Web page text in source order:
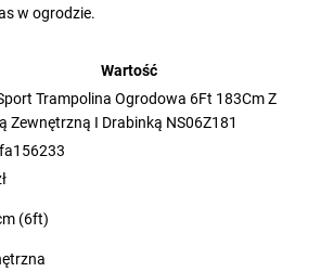
w ogrodzie.
Wartość
Trampolina Ogrodowa 6Ft 183Cm Z
Zewnętrzną I Drabinką NS06Z181
(6ft)